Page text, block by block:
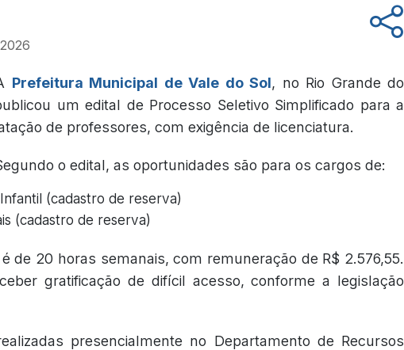
Prefeitura Municipal de Vale do Sol, no Rio Grande do
um edital de Processo Seletivo Simplificado para a
de professores, com exigência de licenciatura.
o edital, as oportunidades são para os cargos de:
(cadastro de reserva)
(cadastro de reserva)
de 20 horas semanais, com remuneração de R$ 2.576,55.
gratificação de difícil acesso, conforme a legislação
presencialmente no Departamento de Recursos